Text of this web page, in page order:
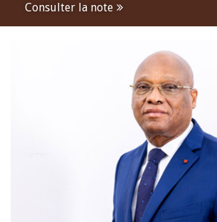
Consulter la note